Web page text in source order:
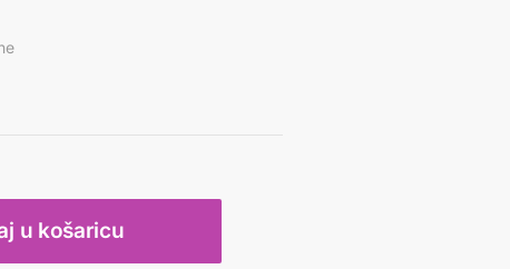
u košaricu